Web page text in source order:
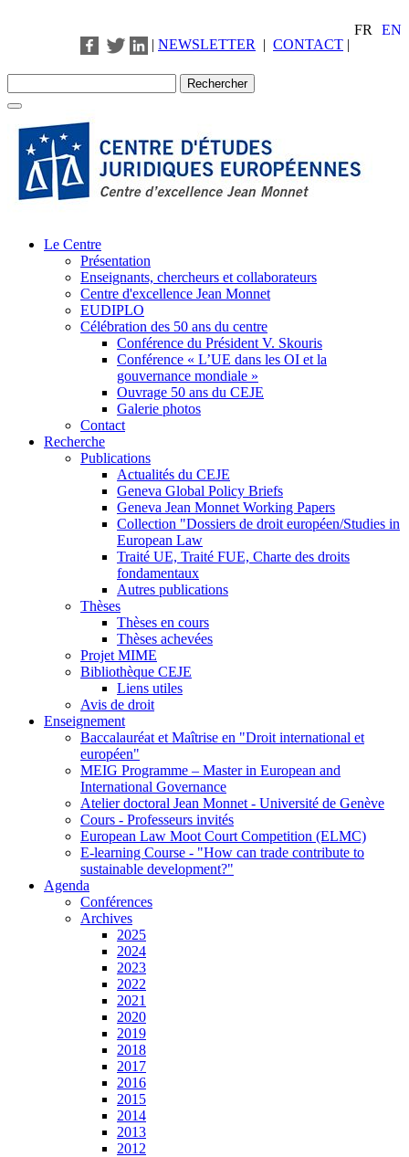
FR
EN
| NEWSLETTER | CONTACT |
Le Centre
Présentation
Enseignants, chercheurs et collaborateurs
Centre d'excellence Jean Monnet
EUDIPLO
Célébration des 50 ans du centre
Conférence du Président V. Skouris
Conférence « L’UE dans les OI et la
gouvernance mondiale »
Ouvrage 50 ans du CEJE
Galerie photos
Contact
Recherche
Publications
Actualités du CEJE
Geneva Global Policy Briefs
Geneva Jean Monnet Working Papers
Collection "Dossiers de droit européen/Studies in
European Law
Traité UE, Traité FUE, Charte des droits
fondamentaux
Autres publications
Thèses
Thèses en cours
Thèses achevées
Projet MIME
Bibliothèque CEJE
Liens utiles
Avis de droit
Enseignement
Baccalauréat et Maîtrise en "Droit international et
européen"
MEIG Programme – Master in European and
International Governance
Atelier doctoral Jean Monnet - Université de Genève
Cours - Professeurs invités
European Law Moot Court Competition (ELMC)
E-learning Course - "How can trade contribute to
sustainable development?"
Agenda
Conférences
Archives
2025
2024
2023
2022
2021
2020
2019
2018
2017
2016
2015
2014
2013
2012